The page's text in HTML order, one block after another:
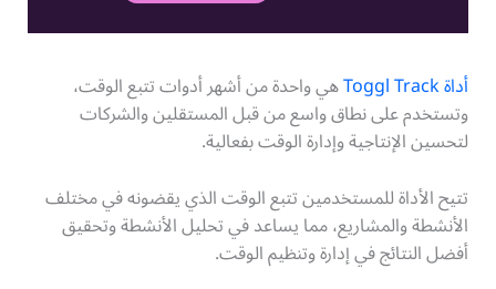
أداة Toggl Track هي واحدة من أشهر أدوات تتبع الوقت،
وتستخدم على نطاق واسع من قبل المستقلين والشركات
لتحسين الإنتاجية وإدارة الوقت بفعالية.
تتيح الأداة للمستخدمين تتبع الوقت الذي يقضونه في مختلف
الأنشطة والمشاريع، مما يساعد في تحليل الأنشطة وتحقيق
أفضل النتائج في إدارة وتنظيم الوقت.